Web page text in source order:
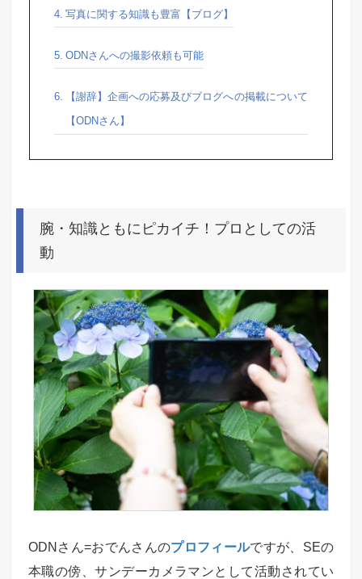
写真に関する知識も豊富【ブログ】
ODNさんへの撮影依頼も可能
【謝辞】企画への応募及びブログへの掲載について
【ODNさん】
腕・知識ともにピカイチ！プロとしての活
動
ODNさん=おでんさんのプロフィールですが、SEの
本職の傍、サンデーカメラマンとして活動されてい